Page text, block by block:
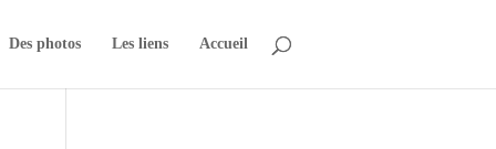
Des photos Les liens Accueil